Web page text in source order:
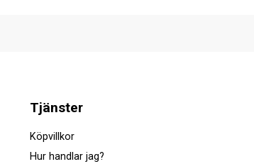
Tjänster
Köpvillkor
Hur handlar jag?